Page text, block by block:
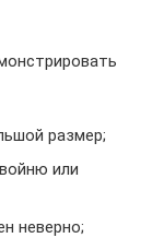
размер;
или
неверно;